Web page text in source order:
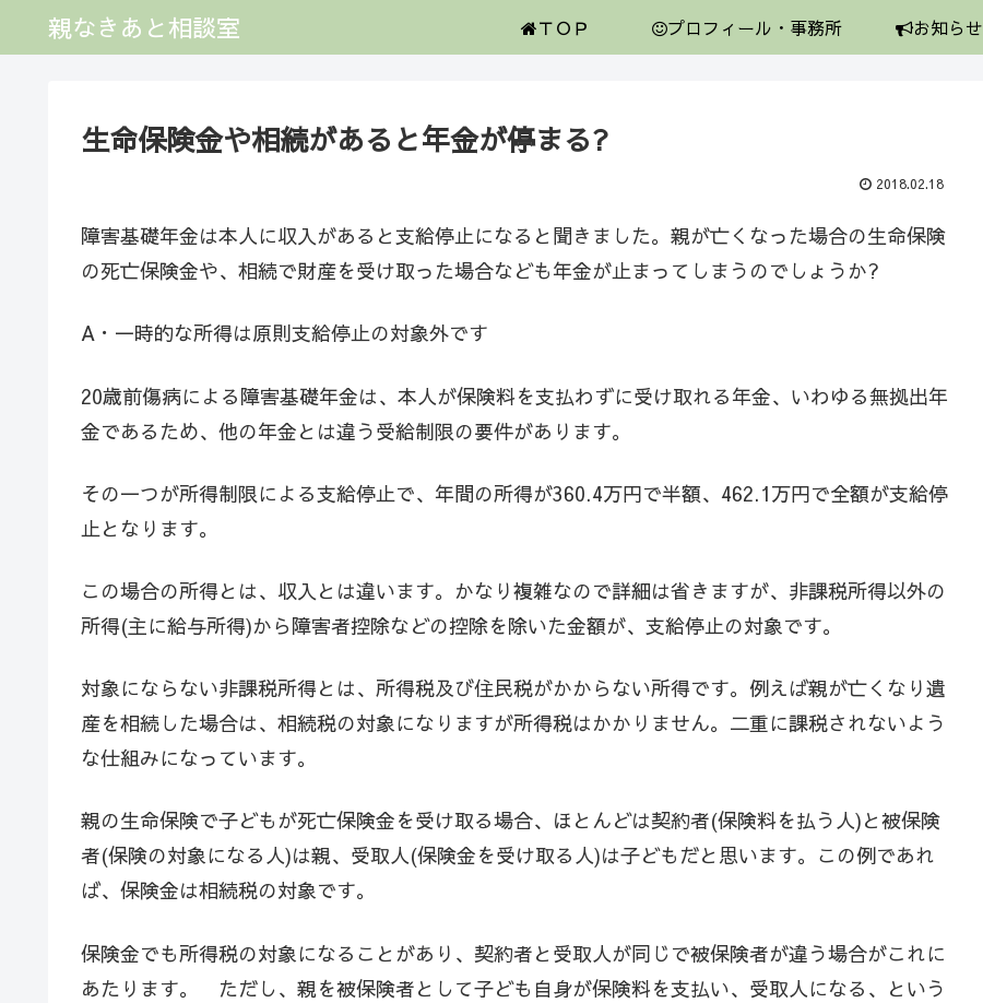
親なきあと相談室 ＴＯＰ プロフィール・事務所 お知らせ
生命保険金や相続があると年金が停まる?
2018.02.18
障害基礎年金は本人に収入があると支給停止になると聞きました。親が亡くなった場合の生命保険
の死亡保険金や、相続で財産を受け取った場合なども年金が止まってしまうのでしょうか?
A・一時的な所得は原則支給停止の対象外です
20歳前傷病による障害基礎年金は、本人が保険料を支払わずに受け取れる年金、いわゆる無拠出年
金であるため、他の年金とは違う受給制限の要件があります。
その一つが所得制限による支給停止で、年間の所得が360.4万円で半額、462.1万円で全額が支給停
止となります。
この場合の所得とは、収入とは違います。かなり複雑なので詳細は省きますが、非課税所得以外の
所得(主に給与所得)から障害者控除などの控除を除いた金額が、支給停止の対象です。
対象にならない非課税所得とは、所得税及び住民税がかからない所得です。例えば親が亡くなり遺
産を相続した場合は、相続税の対象になりますが所得税はかかりません。二重に課税されないよう
な仕組みになっています。
親の生命保険で子どもが死亡保険金を受け取る場合、ほとんどは契約者(保険料を払う人)と被保険
者(保険の対象になる人)は親、受取人(保険金を受け取る人)は子どもだと思います。この例であれ
ば、保険金は相続税の対象です。
保険金でも所得税の対象になることがあり、契約者と受取人が同じで被保険者が違う場合がこれに
あたります。 ただし、親を被保険者として子ども自身が保険料を支払い、受取人になる、という